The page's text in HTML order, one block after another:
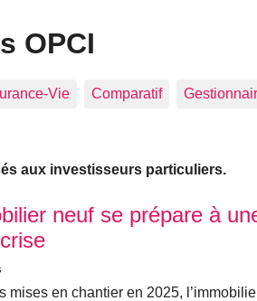
OPCI
Vie Comparatif
aux investisseurs particuliers.
neuf se prépare à
mises en chantier en 2025,